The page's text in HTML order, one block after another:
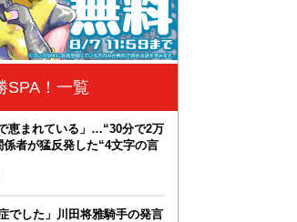
SPA！一覧
恵まれている」…“30分で2万
者が猛反発した“4文字の言
でした」川田将雅騎手の発言